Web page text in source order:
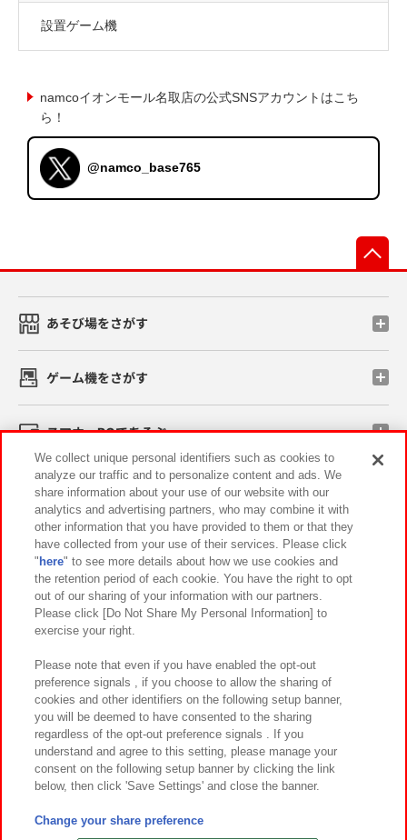
設置ゲーム機
namcoイオンモール名取店の公式SNSアカウントはこち
ら！
@namco_base765
あそび場をさがす
ゲーム機をさがす
スマホ・PCであそぶ
イベント・キャンペーン
関連会社 サステナビリティ サイトポリシー
プライバシーポリシー ウェブアクセシビリティ方針と検証結果
お取引先さまとともに
カスタマーハラスメント対応方針 よくあるご質問・お問い合わせ
©Bandai Namco Amusement Inc.
©Bandai Namco Amusement Lab Inc.
We collect unique personal identifiers such as cookies to
analyze our traffic and to personalize content and ads. We
share information about your use of our website with our
analytics and advertising partners, who may combine it with
other information that you have provided to them or that they
have collected from your use of their services. Please click
" here" to see more details about how we use cookies and
the retention period of each cookie. You have the right to opt
out of our sharing of your information with our partners.
Please click [Do Not Share My Personal Information] to
exercise your right.
Please note that even if you have enabled the opt-out
preference signals , if you choose to allow the sharing of
cookies and other identifiers on the following setup banner,
you will be deemed to have consented to the sharing
regardless of the opt-out preference signals . If you
understand and agree to this setting, please manage your
consent on the following setup banner by clicking the link
below, then click 'Save Settings' and close the banner.
Change your share preference